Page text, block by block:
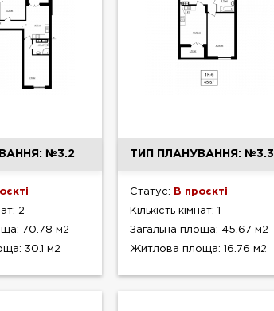
№3.2
2
70.78 м2
30.1 м2
ТИП ПЛАНУВАННЯ: №3.3
Статус: В проєкті
Кількість кімнат: 1
Загальна площа: 45.67 м2
Житлова площа: 16.76 м2